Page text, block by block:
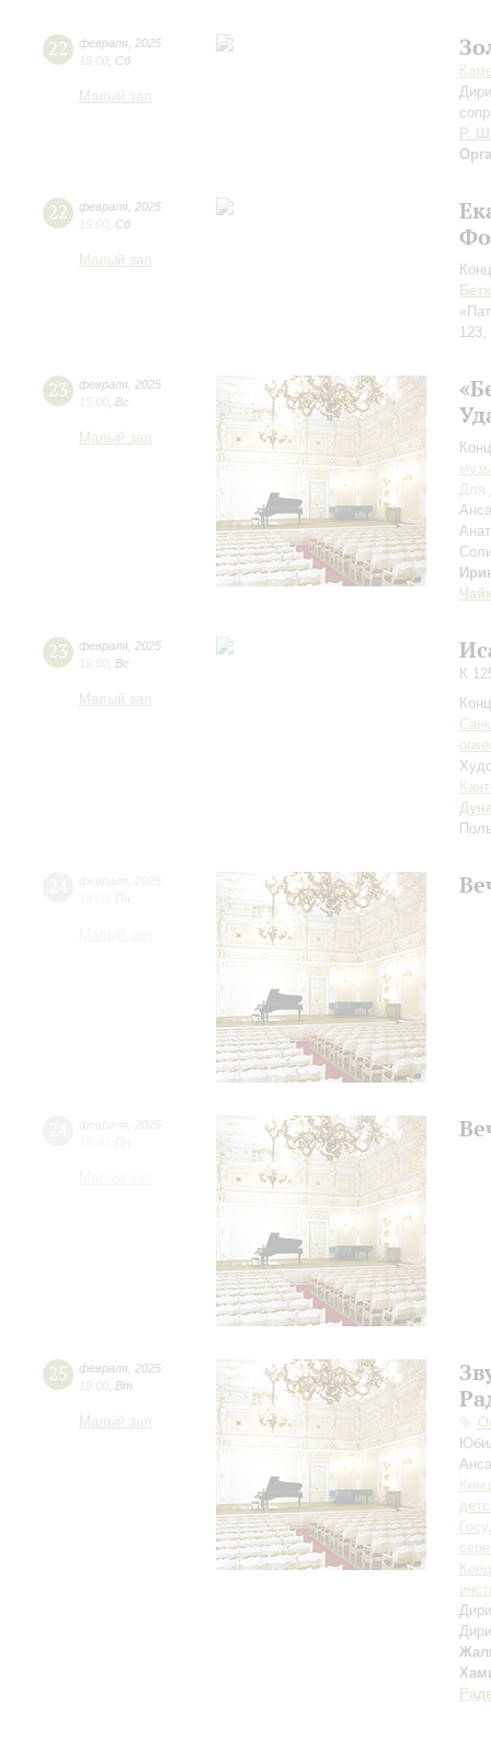
22 февраля 2025
15:00 Сб
Малый зал
Р.
22 февраля 2025
19:00 Сб
Малый зал
123,
23 февраля 2025
15:00 Вс
Малый зал
Для
23 февраля 2025
19:00 Вс
Малый зал
К
25 февраля 2025
19:00 Вт
Малый зал